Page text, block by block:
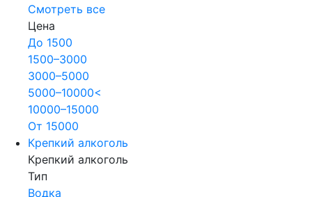
Смотреть все
Цена
До 1500
1500–3000
3000–5000
5000–10000<
10000–15000
От 15000
Крепкий алкоголь
Крепкий алкоголь
Тип
Водка